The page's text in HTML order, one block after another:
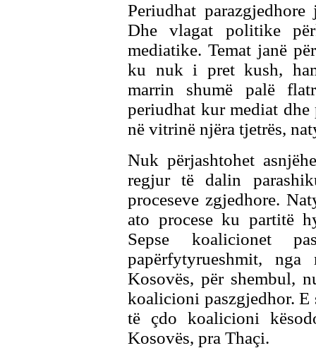
Periudhat
Dhe vlagat politike
mediatike. Temat janë
ku nuk i pret kush,
marrin shumë palë
periudhat kur mediat
në vitrinë njëra tjetrës,
Nuk përjashtohet
regjur të dalin
proceseve zgjedhore.
ato procese ku partitë
Sepse koalicionet
papërfytyrueshmit,
Kosovës, për shembul,
koalicioni paszgjedhor. E
të çdo koalicioni
Kosovës, pra Thaçi.